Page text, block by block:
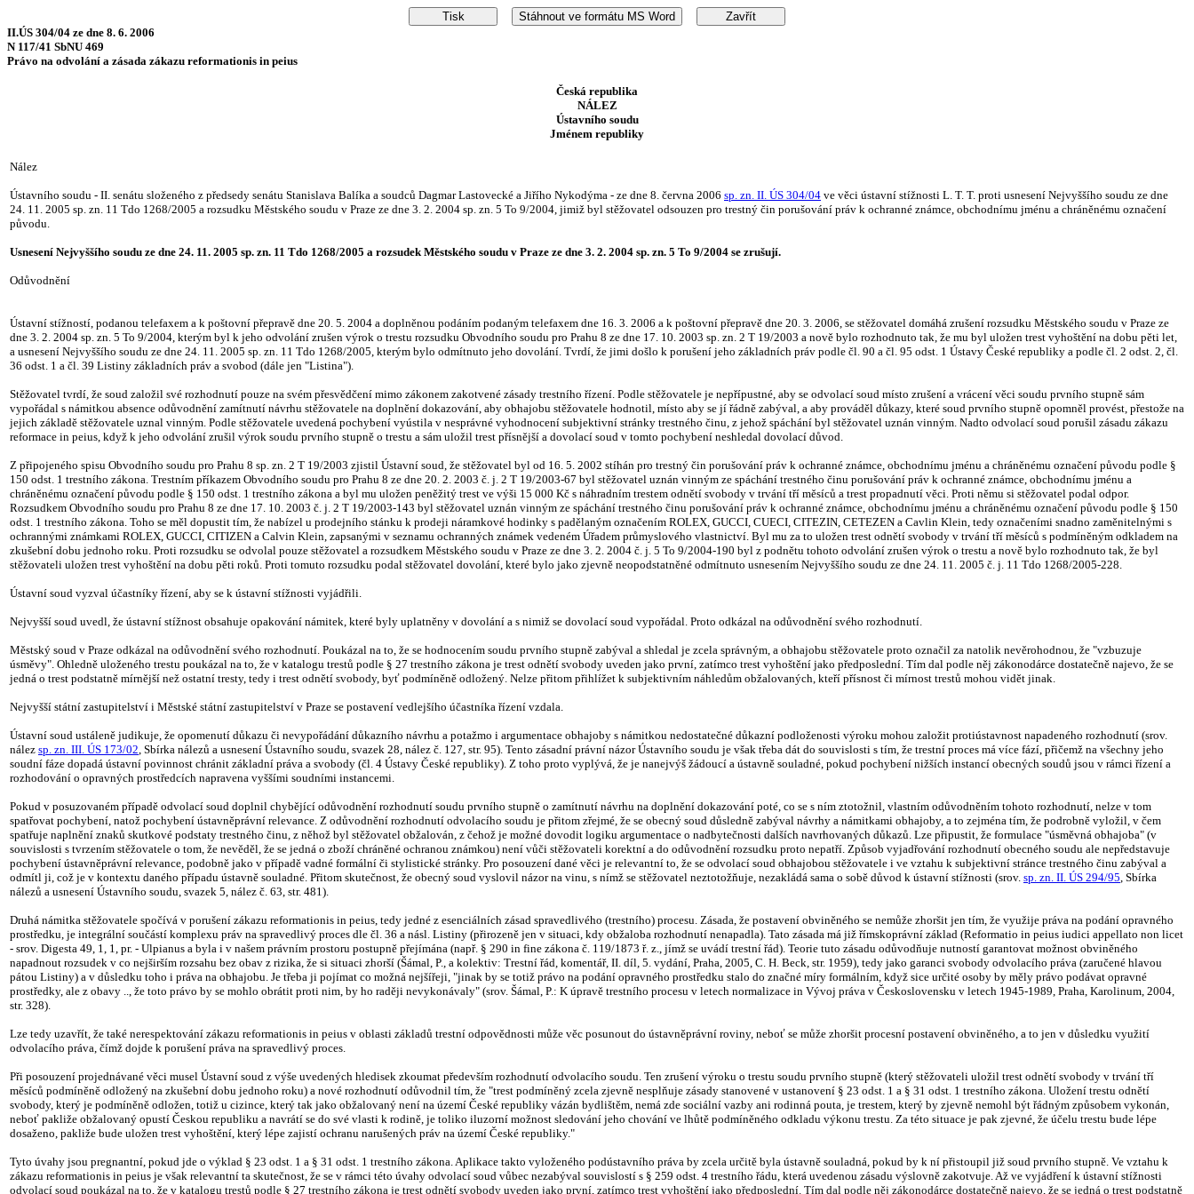
II.ÚS 304/04 ze dne 8. 6. 2006
N 117/41 SbNU 469
Právo na odvolání a zásada zákazu reformationis in peius
Česká republika
NÁLEZ
Ústavního soudu
Jménem republiky
Nález
Ústavního soudu - II. senátu složeného z předsedy senátu Stanislava Balíka a soudců Dagmar Lastovecké a Jiřího Nykodýma - ze dne 8. června 2006 sp. zn. II. ÚS 304/04 ve věci ústavní stížnosti L. T. T. proti usnesení Nejvyššího soudu ze dne
24. 11. 2005 sp. zn. 11 Tdo 1268/2005 a rozsudku Městského soudu v Praze ze dne 3. 2. 2004 sp. zn. 5 To 9/2004, jimiž byl stěžovatel odsouzen pro trestný čin porušování práv k ochranné známce, obchodnímu jménu a chráněnému označení
původu.
Usnesení Nejvyššího soudu ze dne 24. 11. 2005 sp. zn. 11 Tdo 1268/2005 a rozsudek Městského soudu v Praze ze dne 3. 2. 2004 sp. zn. 5 To 9/2004 se zrušují.
Odůvodnění
Ústavní stížností, podanou telefaxem a k poštovní přepravě dne 20. 5. 2004 a doplněnou podáním podaným telefaxem dne 16. 3. 2006 a k poštovní přepravě dne 20. 3. 2006, se stěžovatel domáhá zrušení rozsudku Městského soudu v Praze ze
dne 3. 2. 2004 sp. zn. 5 To 9/2004, kterým byl k jeho odvolání zrušen výrok o trestu rozsudku Obvodního soudu pro Prahu 8 ze dne 17. 10. 2003 sp. zn. 2 T 19/2003 a nově bylo rozhodnuto tak, že mu byl uložen trest vyhoštění na dobu pěti let,
a usnesení Nejvyššího soudu ze dne 24. 11. 2005 sp. zn. 11 Tdo 1268/2005, kterým bylo odmítnuto jeho dovolání. Tvrdí, že jimi došlo k porušení jeho základních práv podle čl. 90 a čl. 95 odst. 1 Ústavy České republiky a podle čl. 2 odst. 2, čl.
36 odst. 1 a čl. 39 Listiny základních práv a svobod (dále jen "Listina").
Stěžovatel tvrdí, že soud založil své rozhodnutí pouze na svém přesvědčení mimo zákonem zakotvené zásady trestního řízení. Podle stěžovatele je nepřípustné, aby se odvolací soud místo zrušení a vrácení věci soudu prvního stupně sám
vypořádal s námitkou absence odůvodnění zamítnutí návrhu stěžovatele na doplnění dokazování, aby obhajobu stěžovatele hodnotil, místo aby se jí řádně zabýval, a aby prováděl důkazy, které soud prvního stupně opomněl provést, přestože na
jejich základě stěžovatele uznal vinným. Podle stěžovatele uvedená pochybení vyústila v nesprávné vyhodnocení subjektivní stránky trestného činu, z jehož spáchání byl stěžovatel uznán vinným. Nadto odvolací soud porušil zásadu zákazu
reformace in peius, když k jeho odvolání zrušil výrok soudu prvního stupně o trestu a sám uložil trest přísnější a dovolací soud v tomto pochybení neshledal dovolací důvod.
Z připojeného spisu Obvodního soudu pro Prahu 8 sp. zn. 2 T 19/2003 zjistil Ústavní soud, že stěžovatel byl od 16. 5. 2002 stíhán pro trestný čin porušování práv k ochranné známce, obchodnímu jménu a chráněnému označení původu podle §
150 odst. 1 trestního zákona. Trestním příkazem Obvodního soudu pro Prahu 8 ze dne 20. 2. 2003 č. j. 2 T 19/2003-67 byl stěžovatel uznán vinným ze spáchání trestného činu porušování práv k ochranné známce, obchodnímu jménu a
chráněnému označení původu podle § 150 odst. 1 trestního zákona a byl mu uložen peněžitý trest ve výši 15 000 Kč s náhradním trestem odnětí svobody v trvání tří měsíců a trest propadnutí věci. Proti němu si stěžovatel podal odpor.
Rozsudkem Obvodního soudu pro Prahu 8 ze dne 17. 10. 2003 č. j. 2 T 19/2003-143 byl stěžovatel uznán vinným ze spáchání trestného činu porušování práv k ochranné známce, obchodnímu jménu a chráněnému označení původu podle § 150
odst. 1 trestního zákona. Toho se měl dopustit tím, že nabízel u prodejního stánku k prodeji náramkové hodinky s padělaným označením ROLEX, GUCCI, CUECI, CITEZIN, CETEZEN a Cavlin Klein, tedy označeními snadno zaměnitelnými s
ochrannými známkami ROLEX, GUCCI, CITIZEN a Calvin Klein, zapsanými v seznamu ochranných známek vedeném Úřadem průmyslového vlastnictví. Byl mu za to uložen trest odnětí svobody v trvání tří měsíců s podmíněným odkladem na
zkušební dobu jednoho roku. Proti rozsudku se odvolal pouze stěžovatel a rozsudkem Městského soudu v Praze ze dne 3. 2. 2004 č. j. 5 To 9/2004-190 byl z podnětu tohoto odvolání zrušen výrok o trestu a nově bylo rozhodnuto tak, že byl
stěžovateli uložen trest vyhoštění na dobu pěti roků. Proti tomuto rozsudku podal stěžovatel dovolání, které bylo jako zjevně neopodstatněné odmítnuto usnesením Nejvyššího soudu ze dne 24. 11. 2005 č. j. 11 Tdo 1268/2005-228.
Ústavní soud vyzval účastníky řízení, aby se k ústavní stížnosti vyjádřili.
Nejvyšší soud uvedl, že ústavní stížnost obsahuje opakování námitek, které byly uplatněny v dovolání a s nimiž se dovolací soud vypořádal. Proto odkázal na odůvodnění svého rozhodnutí.
Městský soud v Praze odkázal na odůvodnění svého rozhodnutí. Poukázal na to, že se hodnocením soudu prvního stupně zabýval a shledal je zcela správným, a obhajobu stěžovatele proto označil za natolik nevěrohodnou, že "vzbuzuje
úsměvy". Ohledně uloženého trestu poukázal na to, že v katalogu trestů podle § 27 trestního zákona je trest odnětí svobody uveden jako první, zatímco trest vyhoštění jako předposlední. Tím dal podle něj zákonodárce dostatečně najevo, že se
jedná o trest podstatně mírnější než ostatní tresty, tedy i trest odnětí svobody, byť podmíněně odložený. Nelze přitom přihlížet k subjektivním náhledům obžalovaných, kteří přísnost či mírnost trestů mohou vidět jinak.
Nejvyšší státní zastupitelství i Městské státní zastupitelství v Praze se postavení vedlejšího účastníka řízení vzdala.
Ústavní soud ustáleně judikuje, že opomenutí důkazu či nevypořádání důkazního návrhu a potažmo i argumentace obhajoby s námitkou nedostatečné důkazní podloženosti výroku mohou založit protiústavnost napadeného rozhodnutí (srov.
nález sp. zn. III. ÚS 173/02, Sbírka nálezů a usnesení Ústavního soudu, svazek 28, nález č. 127, str. 95). Tento zásadní právní názor Ústavního soudu je však třeba dát do souvislosti s tím, že trestní proces má více fází, přičemž na všechny jeho
soudní fáze dopadá ústavní povinnost chránit základní práva a svobody (čl. 4 Ústavy České republiky). Z toho proto vyplývá, že je nanejvýš žádoucí a ústavně souladné, pokud pochybení nižších instancí obecných soudů jsou v rámci řízení a
rozhodování o opravných prostředcích napravena vyššími soudními instancemi.
Pokud v posuzovaném případě odvolací soud doplnil chybějící odůvodnění rozhodnutí soudu prvního stupně o zamítnutí návrhu na doplnění dokazování poté, co se s ním ztotožnil, vlastním odůvodněním tohoto rozhodnutí, nelze v tom
spatřovat pochybení, natož pochybení ústavněprávní relevance. Z odůvodnění rozhodnutí odvolacího soudu je přitom zřejmé, že se obecný soud důsledně zabýval návrhy a námitkami obhajoby, a to zejména tím, že podrobně vyložil, v čem
spatřuje naplnění znaků skutkové podstaty trestného činu, z něhož byl stěžovatel obžalován, z čehož je možné dovodit logiku argumentace o nadbytečnosti dalších navrhovaných důkazů. Lze připustit, že formulace "úsměvná obhajoba" (v
souvislosti s tvrzením stěžovatele o tom, že nevěděl, že se jedná o zboží chráněné ochranou známkou) není vůči stěžovateli korektní a do odůvodnění rozsudku proto nepatří. Způsob vyjadřování rozhodnutí obecného soudu ale nepředstavuje
pochybení ústavněprávní relevance, podobně jako v případě vadné formální či stylistické stránky. Pro posouzení dané věci je relevantní to, že se odvolací soud obhajobou stěžovatele i ve vztahu k subjektivní stránce trestného činu zabýval a
odmítl ji, což je v kontextu daného případu ústavně souladné. Přitom skutečnost, že obecný soud vyslovil názor na vinu, s nímž se stěžovatel neztotožňuje, nezakládá sama o sobě důvod k ústavní stížnosti (srov. sp. zn. II. ÚS 294/95, Sbírka
nálezů a usnesení Ústavního soudu, svazek 5, nález č. 63, str. 481).
Druhá námitka stěžovatele spočívá v porušení zákazu reformationis in peius, tedy jedné z esenciálních zásad spravedlivého (trestního) procesu. Zásada, že postavení obviněného se nemůže zhoršit jen tím, že využije práva na podání opravného
prostředku, je integrální součástí komplexu práv na spravedlivý proces dle čl. 36 a násl. Listiny (přirozeně jen v situaci, kdy obžaloba rozhodnutí nenapadla). Tato zásada má již římskoprávní základ (Reformatio in peius iudici appellato non licet
- srov. Digesta 49, 1, 1, pr. - Ulpianus a byla i v našem právním prostoru postupně přejímána (např. § 290 in fine zákona č. 119/1873 ř. z., jímž se uvádí trestní řád). Teorie tuto zásadu odůvodňuje nutností garantovat možnost obviněného
napadnout rozsudek v co nejširším rozsahu bez obav z rizika, že si situaci zhorší (Šámal, P., a kolektiv: Trestní řád, komentář, II. díl, 5. vydání, Praha, 2005, C. H. Beck, str. 1959), tedy jako garanci svobody odvolacího práva (zaručené hlavou
pátou Listiny) a v důsledku toho i práva na obhajobu. Je třeba ji pojímat co možná nejšířeji, "jinak by se totiž právo na podání opravného prostředku stalo do značné míry formálním, když sice určité osoby by měly právo podávat opravné
prostředky, ale z obavy .., že toto právo by se mohlo obrátit proti nim, by ho raději nevykonávaly" (srov. Šámal, P.: K úpravě trestního procesu v letech normalizace in Vývoj práva v Československu v letech 1945-1989, Praha, Karolinum, 2004,
str. 328).
Lze tedy uzavřít, že také nerespektování zákazu reformationis in peius v oblasti základů trestní odpovědnosti může věc posunout do ústavněprávní roviny, neboť se může zhoršit procesní postavení obviněného, a to jen v důsledku využití
odvolacího práva, čímž dojde k porušení práva na spravedlivý proces.
Při posouzení projednávané věci musel Ústavní soud z výše uvedených hledisek zkoumat především rozhodnutí odvolacího soudu. Ten zrušení výroku o trestu soudu prvního stupně (který stěžovateli uložil trest odnětí svobody v trvání tří
měsíců podmíněně odložený na zkušební dobu jednoho roku) a nové rozhodnutí odůvodnil tím, že "trest podmíněný zcela zjevně nesplňuje zásady stanovené v ustanovení § 23 odst. 1 a § 31 odst. 1 trestního zákona. Uložení trestu odnětí
svobody, který je podmíněně odložen, totiž u cizince, který tak jako obžalovaný není na území České republiky vázán bydlištěm, nemá zde sociální vazby ani rodinná pouta, je trestem, který by zjevně nemohl být řádným způsobem vykonán,
neboť pakliže obžalovaný opustí Českou republiku a navrátí se do své vlasti k rodině, je toliko iluzorní možnost sledování jeho chování ve lhůtě podmíněného odkladu výkonu trestu. Za této situace je pak zjevné, že účelu trestu bude lépe
dosaženo, pakliže bude uložen trest vyhoštění, který lépe zajistí ochranu narušených práv na území České republiky."
Tyto úvahy jsou pregnantní, pokud jde o výklad § 23 odst. 1 a § 31 odst. 1 trestního zákona. Aplikace takto vyloženého podústavního práva by zcela určitě byla ústavně souladná, pokud by k ní přistoupil již soud prvního stupně. Ve vztahu k
zákazu reformationis in peius je však relevantní ta skutečnost, že se v rámci této úvahy odvolací soud vůbec nezabýval souvislostí s § 259 odst. 4 trestního řádu, která uvedenou zásadu výslovně zakotvuje. Až ve vyjádření k ústavní stížnosti
odvolací soud poukázal na to, že v katalogu trestů podle § 27 trestního zákona je trest odnětí svobody uveden jako první, zatímco trest vyhoštění jako předposlední. Tím dal podle něj zákonodárce dostatečně najevo, že se jedná o trest podstatně